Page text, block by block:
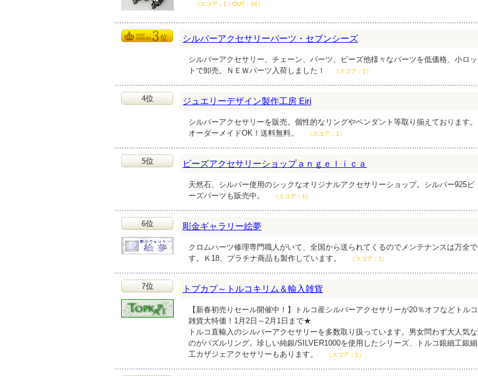
（スコア：1 / OUT：34）
シルバーアクセサリーパーツ・セブンシーズ
シルバーアクセサリー、チェーン、パーツ、ビーズ他様々なパーツを低価格、小ロッ
トで卸売。ＮＥＷパーツ入荷しました！
（スコア：1）
4位 ジュエリーデザイン製作工房 Eiri
シルバーアクセサリーを販売。個性的なリングやペンダント等取り揃えております。
オーダーメイドOK！送料無料。
（スコア：1）
5位 ビーズアクセサリーショップａｎｇｅｌｉｃａ
天然石、シルバー使用のシックなオリジナルアクセサリーショップ。シルバー925ビ
ーズパーツも販売中。
（スコア：1）
6位 彫金ギャラリー絵夢
クロムハーツ修理専門職人がいて、全国から送られてくるのでメンテナンスは万全で
す。Ｋ18、プラチナ商品も製作しています。
（スコア：1）
7位 トプカプ～トルコキリム＆輸入雑貨
【新春初売りセール開催中！】トルコ産シルバーアクセサリーが20％オフなどトルコ
雑貨大特価！1月2日～2月1日まで★
トルコ直輸入のシルバーアクセサリーを多数取り扱っています。男女問わず大人気な
のがパズルリング。珍しい純銀/SILVER1000を使用したシリーズ、トルコ銀細工銀細
工カザジェアクセサリーもあります。
（スコア：1）